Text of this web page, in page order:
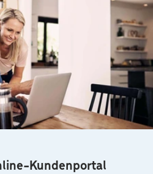
Kundenportal